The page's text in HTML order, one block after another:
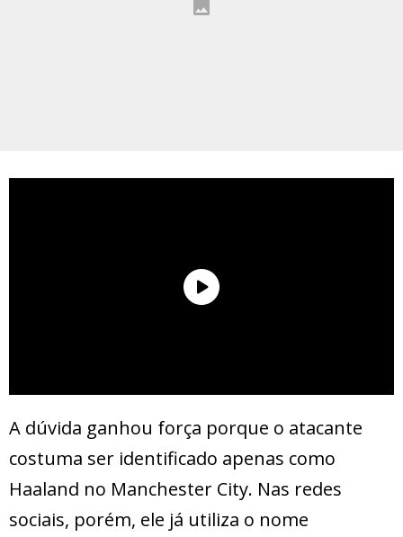
A dúvida ganhou força porque o atacante
costuma ser identificado apenas como
Haaland no Manchester City. Nas redes
sociais, porém, ele já utiliza o nome